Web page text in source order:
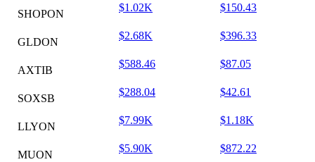
SHOPON
$1.02K $150.43
GLDON
$2.68K $396.33
AXTIB
$588.46 $87.05
SOXSB
$288.04 $42.61
LLYON
$7.99K $1.18K
MUON
$5.90K $872.22